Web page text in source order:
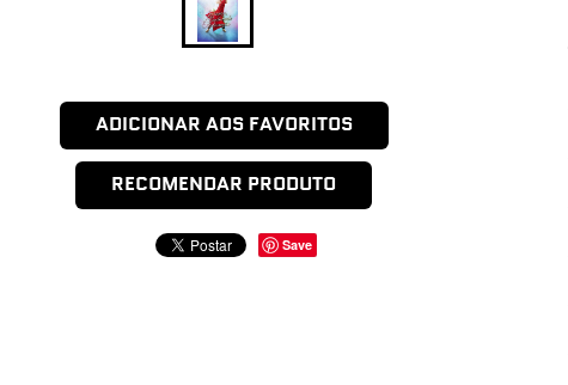
ADICIONAR AOS FAVORITOS
RECOMENDAR PRODUTO
Save